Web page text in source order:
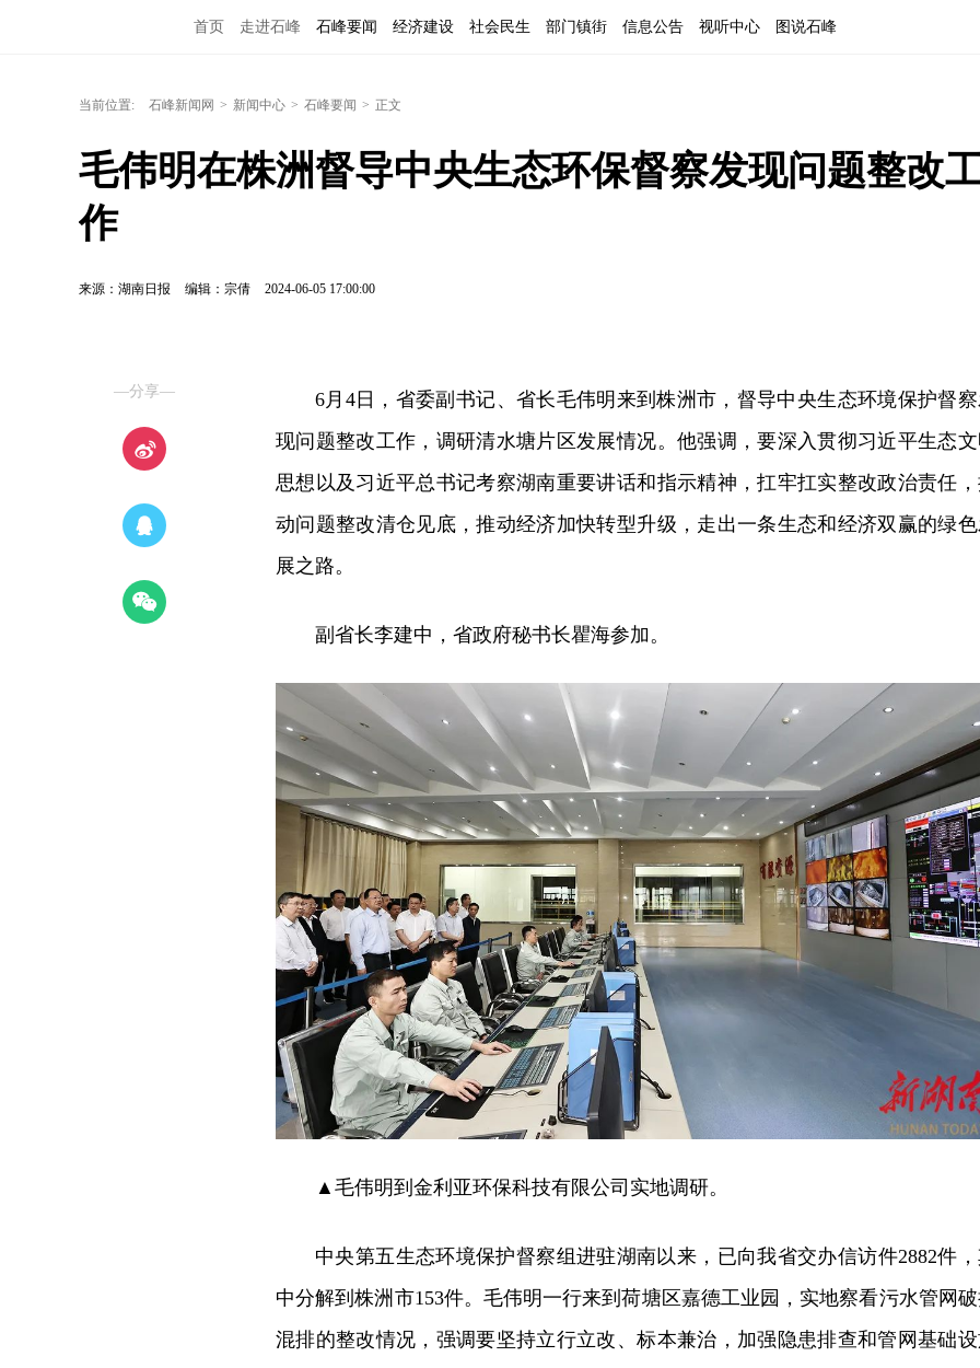
首页 走进石峰 石峰要闻 经济建设 社会民生 部门镇街 信息公告 视听中心 图说石峰
当前位置: 石峰新闻网 > 新闻中心 > 石峰要闻 > 正文
毛伟明在株洲督导中央生态环保督察发现问题整改
作
来源：湖南日报 编辑：宗倩 2024-06-05 17:00:00
—分享—
6月4日，省委副书记、省长毛伟明来到株洲市，督导中央生态环境保护督
现问题整改工作，调研清水塘片区发展情况。他强调，要深入贯彻习近平生态
思想以及习近平总书记考察湖南重要讲话和指示精神，扛牢扛实整改政治责任
动问题整改清仓见底，推动经济加快转型升级，走出一条生态和经济双赢的绿
展之路。
副省长李建中，省政府秘书长瞿海参加。
▲毛伟明到金利亚环保科技有限公司实地调研。
中央第五生态环境保护督察组进驻湖南以来，已向我省交办信访件2882件
中分解到株洲市153件。毛伟明一行来到荷塘区嘉德工业园，实地察看污水管网
混排的整改情况，强调要坚持立行立改、标本兼治，加强隐患排查和管网基础